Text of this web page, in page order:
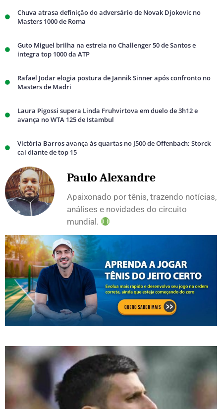
Chuva atrasa definição do adversário de Novak Djokovic no
Masters 1000 de Roma
Guto Miguel brilha na estreia no Challenger 50 de Santos e
integra top 1000 da ATP
Rafael Jodar elogia postura de Jannik Sinner após confronto no
Masters de Madri
Laura Pigossi supera Linda Fruhvirtova em duelo de 3h12 e
avança no WTA 125 de Istambul
Victória Barros avança às quartas no J500 de Offenbach; Storck
cai diante de top 15
Paulo Alexandre
Apaixonado por tênis, trazendo notícias,
análises e novidades do circuito
mundial.